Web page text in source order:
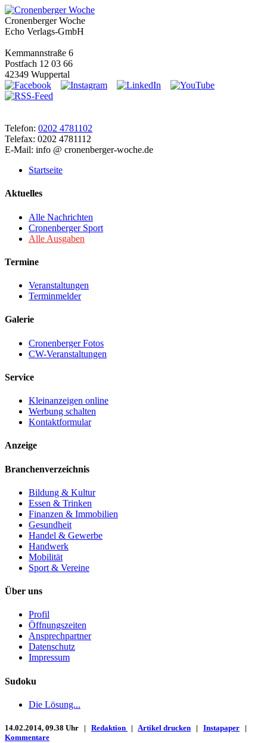
Cronenberger Woche
Echo Verlags-GmbH
Kemmannstraße 6
Postfach 12 03 66
42349 Wuppertal
Telefon: 0202 4781102
Telefax: 0202 4781112
E-Mail: info @ cronenberger-woche.de
Startseite
Aktuelles
Alle Nachrichten
Cronenberger Sport
Alle Ausgaben
Termine
Veranstaltungen
Terminmelder
Galerie
Cronenberger Fotos
CW-Veranstaltungen
Service
Kleinanzeigen online
Werbung schalten
Kontaktformular
Anzeige
Branchenverzeichnis
Bildung & Kultur
Essen & Trinken
Finanzen & Immobilien
Gesundheit
Handel & Gewerbe
Handwerk
Mobilität
Sport & Vereine
Über uns
Profil
Öffnungszeiten
Ansprechpartner
Datenschutz
Impressum
Sudoku
Die Lösung...
14.02.2014, 09.38 Uhr | Redaktion | Artikel drucken | Instapaper |
Kommentare